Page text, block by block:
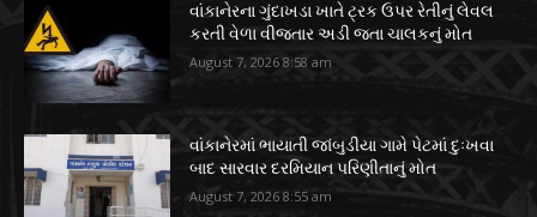
વાંકાનેરના ગુંદાખડા ખાતે ટ્રક ઉપર રેતીનું લેવલ
કરતી વેળા વીજતાર અડી જતા ચાલકનું મોત
August 7, 2026 8:58 am
વાંકાનેરમાં ભાયાતી જાંબુડીયા ગામે પેટમાં દુઃખવા
બાદ સારવાર દરમિયાન પરિણીતાનું મોત
August 7, 2026 8:55 am